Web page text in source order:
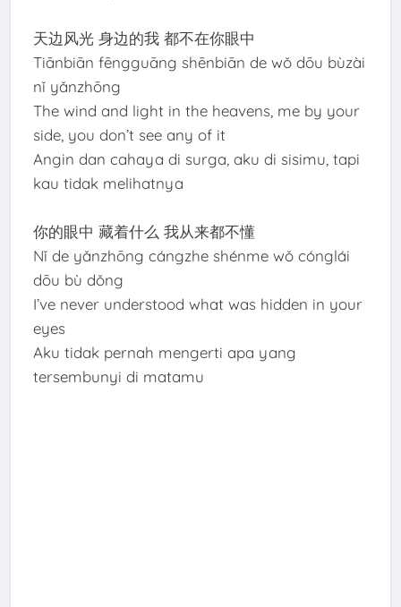
天边风光 身边的我 都不在你眼中
Tiānbiān fēngguāng shēnbiān de wǒ dōu bùzài
nǐ yǎnzhōng
The wind and light in the heavens, me by your
side, you don’t see any of it
Angin dan cahaya di surga, aku di sisimu, tapi
kau tidak melihatnya
你的眼中 藏着什么 我从来都不懂
Nǐ de yǎnzhōng cángzhe shénme wǒ cónglái
dōu bù dǒng
I’ve never understood what was hidden in your
eyes
Aku tidak pernah mengerti apa yang
tersembunyi di matamu